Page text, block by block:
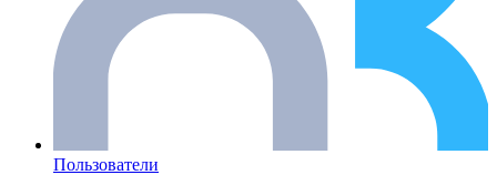
Пользователи